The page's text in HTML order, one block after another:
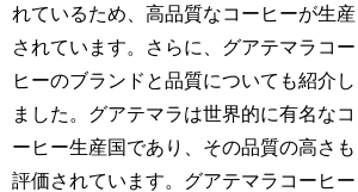
れているため、高品質なコーヒーが生産
されています。さらに、グアテマラコー
ヒーのブランドと品質についても紹介し
ました。グアテマラは世界的に有名なコ
ーヒー生産国であり、その品質の高さも
評価されています。グアテマラコーヒー